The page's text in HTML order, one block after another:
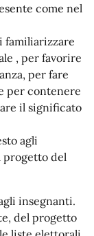
come nel
familiarizzare
, per favorire
per fare
per contenere
il significato
agli
progetto del
insegnanti.
del progetto